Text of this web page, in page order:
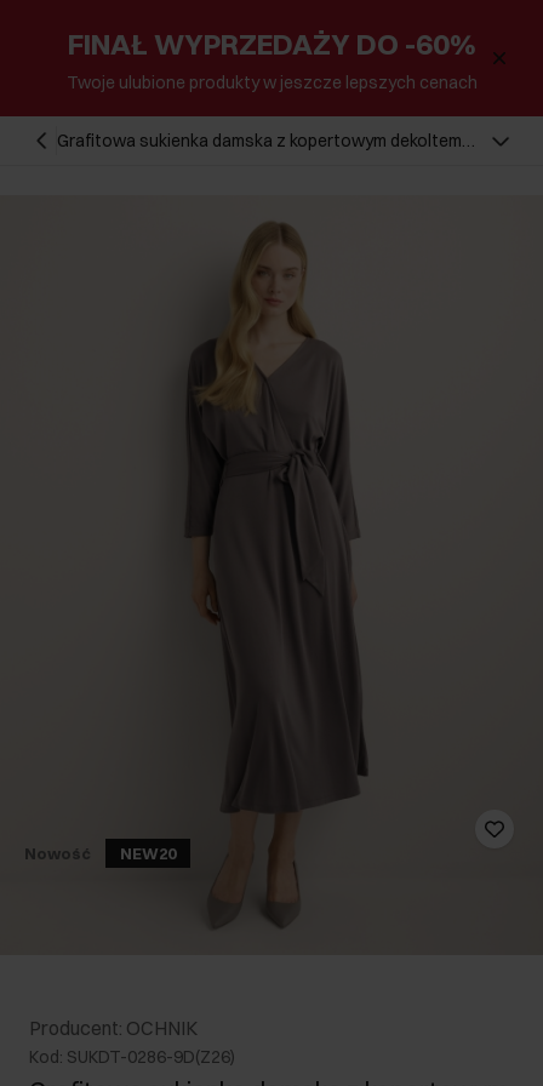
FINAŁ WYPRZEDAŻY DO -60%
Twoje ulubione produkty w jeszcze lepszych cenach
Grafitowa sukienka damska z kopertowym dekoltem
Nowość NEW20
Producent: OCHNIK
Kod: SUKDT-0286-9D(Z26)